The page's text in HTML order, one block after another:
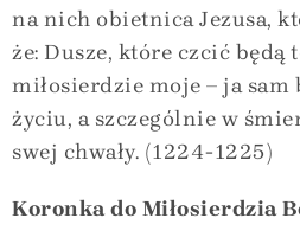
na nich obietnica Jezusa,
że: Dusze, które czcić będą
miłosierdzie moje – ja sam
życiu, a szczególnie w
swej chwały. (1224-1225)
Koronka do Miłosierdzia